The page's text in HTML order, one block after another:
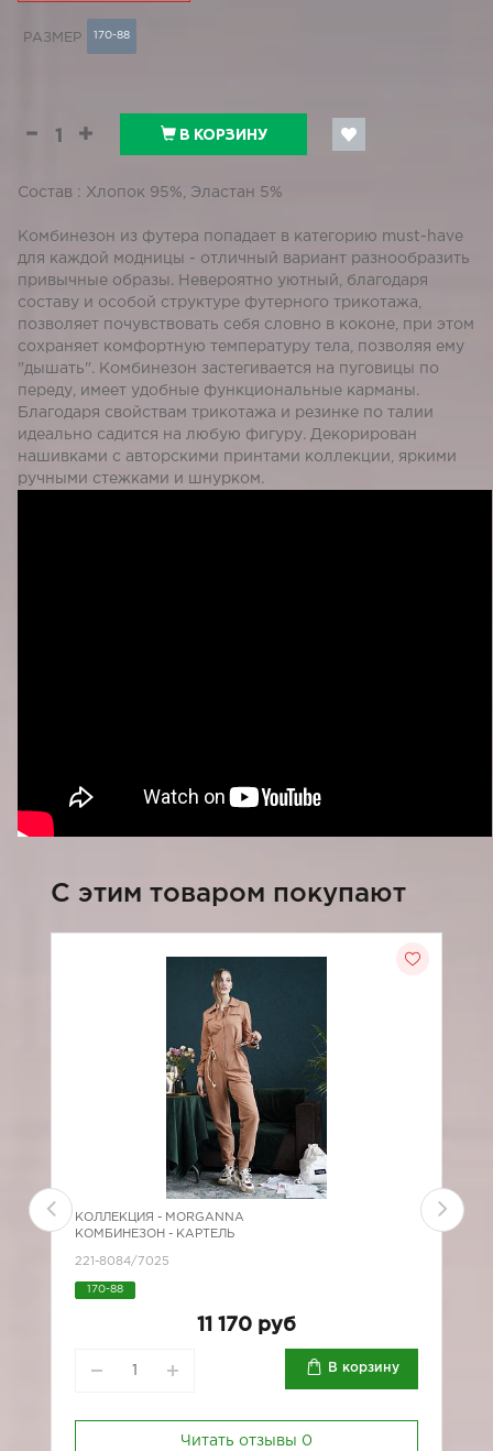
РАЗМЕР 170-88
В КОРЗИНУ
Состав : Хлопок 95%, Эластан 5%
Комбинезон из футера попадает в категорию must-have
для каждой модницы - отличный вариант разнообразить
привычные образы. Невероятно уютный, благодаря
составу и особой структуре футерного трикотажа,
позволяет почувствовать себя словно в коконе, при этом
сохраняет комфортную температуру тела, позволяя ему
"дышать". Комбинезон застегивается на пуговицы по
переду, имеет удобные функциональные карманы.
Благодаря свойствам трикотажа и резинке по талии
идеально садится на любую фигуру. Декорирован
нашивками с авторскими принтами коллекции, яркими
ручными стежками и шнурком.
C этим товаром покупают
КОЛЛЕКЦИЯ - MORGANNA
КОМБИНЕЗОН - КАРТЕЛЬ
221-8084/7025
170-88
11 170 руб
В корзину
Читать отзывы 0